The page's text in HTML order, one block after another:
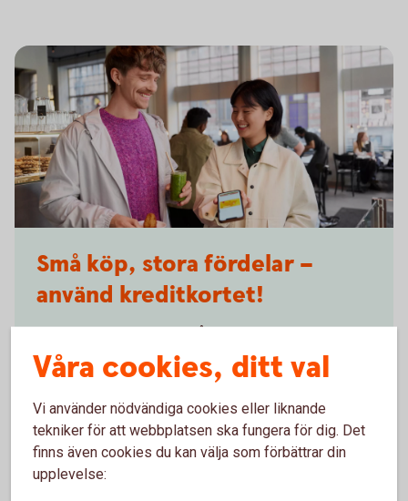
Små köp, stora fördelar –
använd kreditkortet!
Ska du köpa en ny mikrovågsugn, tv eller kanske en
robotdammsugare? Använd kreditkortet i så fall! Då
ingår drulleförsäkring, prisgaranti och förlängd
garanti.
Betal- och kreditkort Mastercard
Våra cookies, ditt val
Vi använder nödvändiga cookies eller liknande
tekniker för att webbplatsen ska fungera för dig. Det
finns även cookies du kan välja som förbättrar din
upplevelse: